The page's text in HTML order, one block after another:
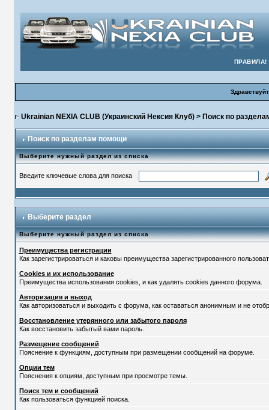
ПРАВИЛА!
Ukrainian NEXIA CLUB (Украинский Нексия Клуб)> Поиск по
Поиск по разделам помощи
Выберите нужный раздел из списка
Введите ключевые слова для поиска
Выберите раздел
Выберите нужный раздел из списка
Преимущества регистрации
Как зарегистрироваться и каковы преимущества зарегистрированного
Cookies и их использование
Преимущества использования cookies, и как удалять cookies данного форума.
Авторизация и выход
Как авторизоваться и выходить с форума, как оставаться анонимным и не
Восстановление утерянного или забытого пароля
Как восстановить забытый вами пароль.
Размещение сообщений
Пояснение к функциям, доступным при размещении сообщений на форуме.
Опции тем
Пояснения к опциям, доступным при просмотре темы.
Поиск тем и сообщений
Как пользоваться функцией поиска.